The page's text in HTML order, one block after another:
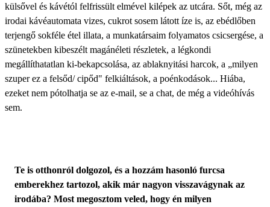
külsővel és kávétól felfrissült elmével kilépek az utcára. Sőt, még az
irodai kávéautomata vizes, cukrot sosem látott íze is, az ebédlőben
terjengő sokféle étel illata, a munkatársaim folyamatos csicsergése, a
szünetekben kibeszélt magánéleti részletek, a légkondi
megállíthatatlan ki-bekapcsolása, az ablaknyitási harcok, a „milyen
szuper ez a felsőd/ cipőd" felkiáltások, a poénkodások... Hiába,
ezeket nem pótolhatja se az e-mail, se a chat, de még a videóhívás
sem.
Te is otthonról dolgozol, és a hozzám hasonló furcsa
emberekhez tartozol, akik már nagyon visszavágynak az
irodába? Most megosztom veled, hogy én milyen